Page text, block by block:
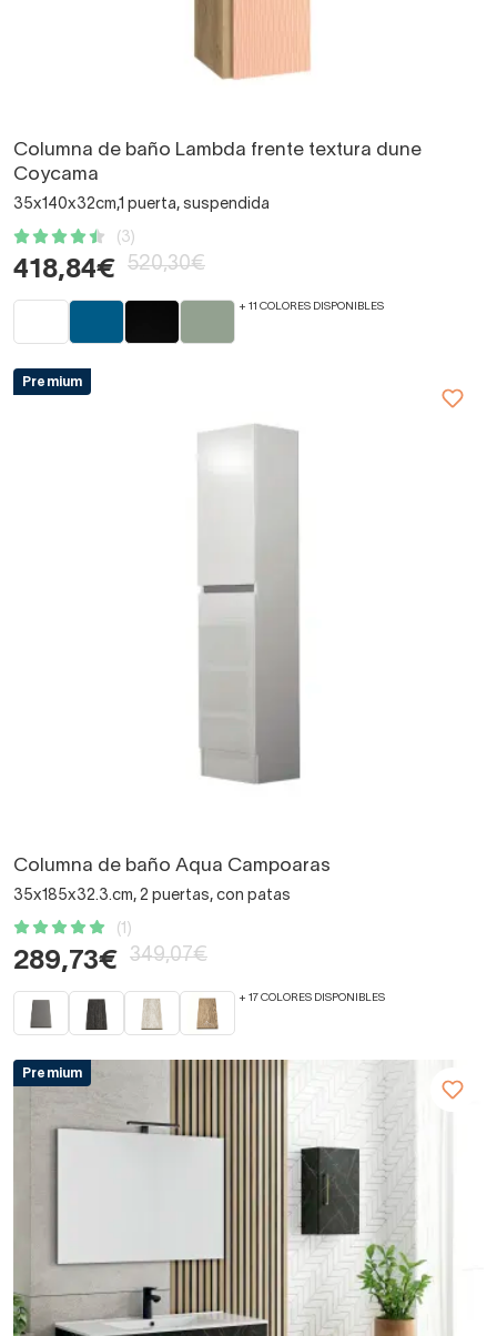
Columna de baño Lambda frente textura dune
Coycama
35x140x32cm,1 puerta, suspendida
(3)
418,84€ 520,30€
+ 11 COLORES DISPONIBLES
Premium
Columna de baño Aqua Campoaras
35x185x32.3.cm, 2 puertas, con patas
(1)
289,73€ 349,07€
+ 17 COLORES DISPONIBLES
Premium